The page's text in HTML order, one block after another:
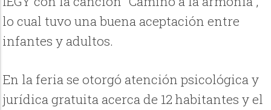
lo cual tuvo una buena aceptación entre
infantes y adultos.
En la feria se otorgó atención psicológica y
jurídica gratuita acerca de 12 habitantes y el